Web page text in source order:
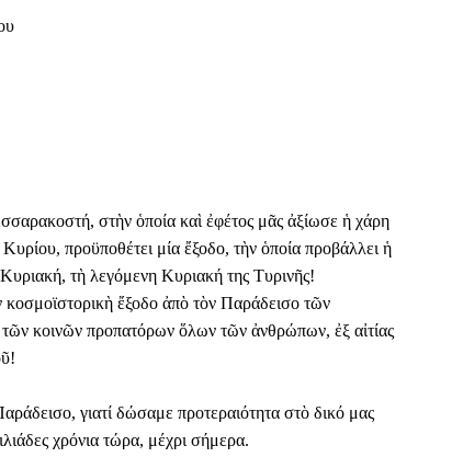
στὴν ὁποία καὶ ἐφέτος μᾶς ἀξίωσε ἡ χάρη
προϋποθέτει μία ἔξοδο, τὴν ὁποία προβάλλει ἡ
τὴ λεγόμενη Κυριακή της Τυρινῆς!
κοσμοϊστορικὴ ἔξοδο ἀπὸ τὸν Παράδεισο τῶν
κοινῶν προπατόρων ὅλων τῶν ἀνθρώπων, ἐξ αἰτίας
γιατί δώσαμε προτεραιότητα στὸ δικό μας
χρόνια τώρα, μέχρι σήμερα.